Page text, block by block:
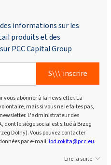
informations sur les
produits et des
PCC Capital Group
S\\\'inscrire
vous abonner à la newsletter. La
mais si vous ne le faites pas,
L'administrateur des
dont le siège social est situé à Brzeg
Dolny). Vous pouvez contacter
par e-mail:iod.rokita@pcc.eu.
Lire la suite